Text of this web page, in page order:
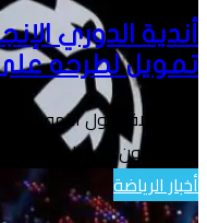
أندية الدوري
تمويل لطرحه على
ظل الخلاف حول التمويل
المشجعون في عام 2021، والتي كلفت…
أخبار الرياضة